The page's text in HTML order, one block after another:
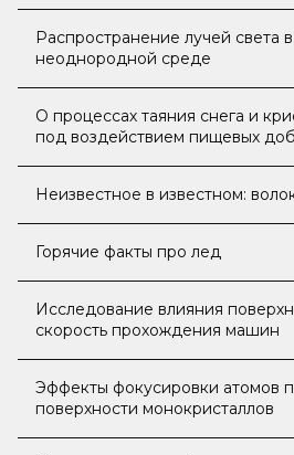
Распространение лучей света
неоднородной среде
О процессах таяния снега и
под воздействием пищевых
Неизвестное в известном:
Горячие факты про лед
Исследование влияния
скорость прохождения машин
Эффекты фокусировки атомов
поверхности монокристаллов